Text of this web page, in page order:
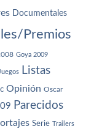
Documentales
Premios
Goya 2009
Juegos Listas
Opinión Oscar
Parecidos
Serie Trailers